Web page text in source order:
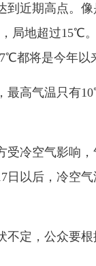
近期高点。像
局地超过15℃
都将是今年以
高气温只有
冷空气影响，
日以后，冷空
定，公众要根